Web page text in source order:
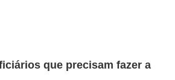
que precisam fazer a